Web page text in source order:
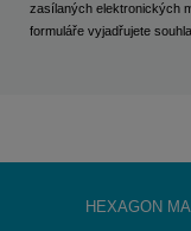
zasílaných elektronických
formuláře vyjadřujete
HEXAGON